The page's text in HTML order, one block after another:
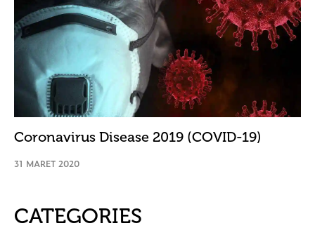
Coronavirus Disease 2019 (COVID-19)
31 MARET 2020
CATEGORIES